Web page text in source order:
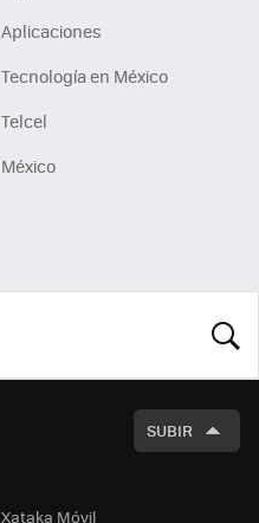
Aplicaciones
Tecnología en México
Telcel
México
SUBIR
Xataka Móvil